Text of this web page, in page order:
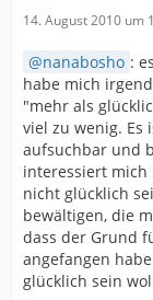
14. August 2010 um
nanabosho :
habe mich
"mehr als
viel zu wenig. Es
aufsuchbar und
interessiert
nicht glücklich
bewältigen, die
dass der Grund
angefangen
glücklich sein